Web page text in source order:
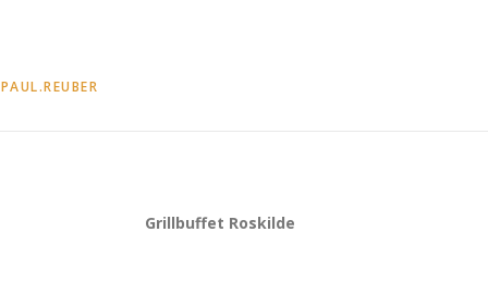
PAUL.REUBER
Grillbuffet Roskilde